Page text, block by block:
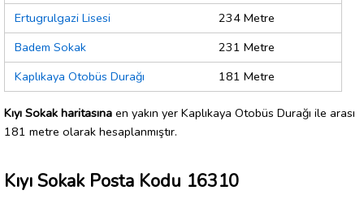
Ertugrulgazi Lisesi
234 Metre
Badem Sokak
231 Metre
Kaplıkaya Otobüs Durağı
181 Metre
Kıyı Sokak haritasına en yakın yer Kaplıkaya Otobüs Durağı ile arası
181 metre olarak hesaplanmıştır.
Kıyı Sokak Posta Kodu 16310